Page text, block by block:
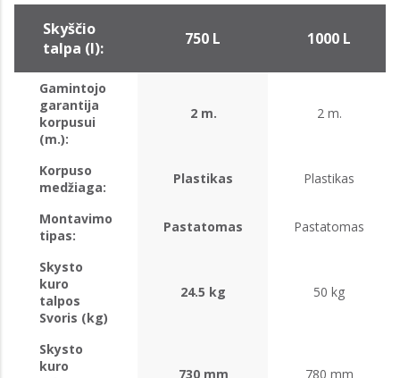
Skyščio
talpa (l):
750 L 1000 L
Gamintojo
garantija
korpusui
(m.):
2 m. 2 m.
Korpuso
medžiaga:
Plastikas Plastikas
Montavimo
tipas:
Pastatomas Pastatomas
Skysto
kuro
talpos
Svoris (kg)
24.5 kg 50 kg
Skysto
kuro
730 mm 780 mm